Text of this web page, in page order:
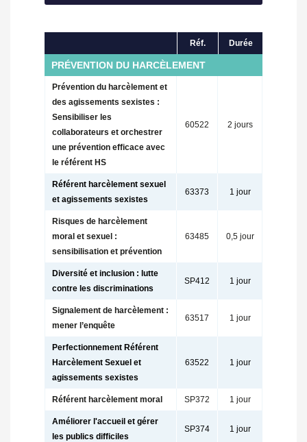
Réf. Durée
PRÉVENTION DU HARCÈLEMENT
Prévention du harcèlement et
des agissements sexistes :
Sensibiliser les
collaborateurs et orchestrer
une prévention efficace avec
le référent HS
60522 2 jours
Référent harcèlement sexuel
et agissements sexistes
63373 1 jour
Risques de harcèlement
moral et sexuel :
sensibilisation et prévention
63485 0,5 jour
Diversité et inclusion : lutte
contre les discriminations
SP412 1 jour
Signalement de harcèlement :
mener l’enquête
63517 1 jour
Perfectionnement Référent
Harcèlement Sexuel et
agissements sexistes
63522 1 jour
Référent harcèlement moral SP372 1 jour
Améliorer l'accueil et gérer
les publics difficiles
SP374 1 jour